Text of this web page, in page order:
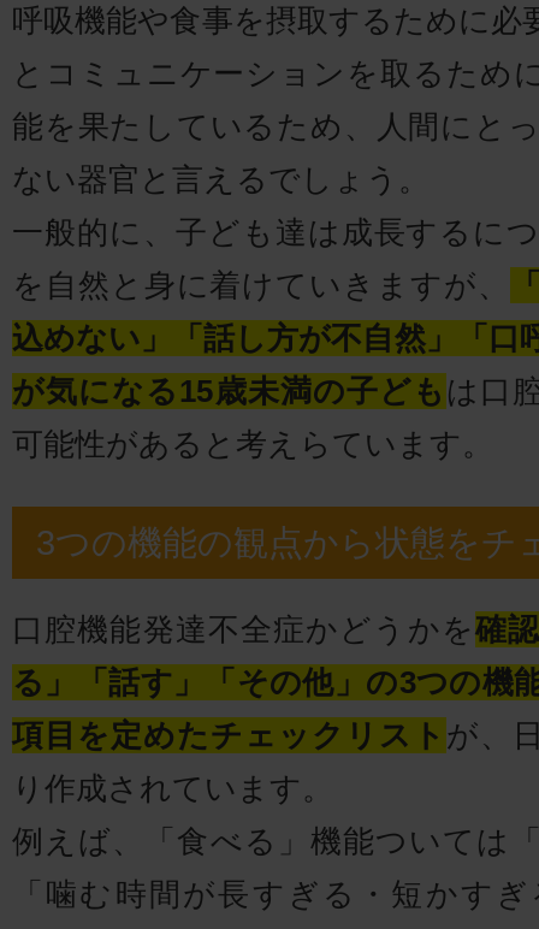
呼吸機能や食事を摂取するために必
とコミュニケーションを取るため
能を果たしているため、人間にと
ない器官と言えるでしょう。
一般的に、子ども達は成長するに
を自然と身に着けていきますが、
込めない」「話し方が不自然」「口
が気になる15歳未満の子ども は口
可能性があると考えらています。
3つの機能の観点から状態をチ
口腔機能発達不全症かどうかを確
る」「話す」「その他」の3つの機
項目を定めたチェックリスト が、
り作成されています。
例えば、「食べる」機能ついては
「噛む時間が長すぎる・短かす